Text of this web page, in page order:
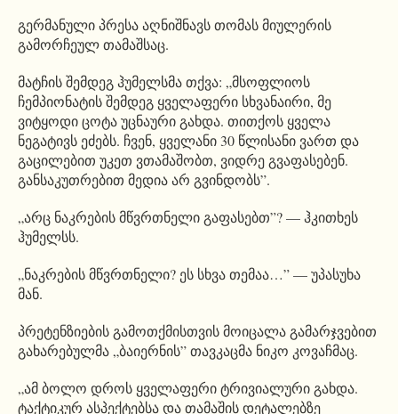
გერმანული პრესა აღნიშნავს თომას მიულერის
გამორჩეულ თამაშსაც.
მატჩის შემდეგ ჰუმელსმა თქვა: „მსოფლიოს
ჩემპიონატის შემდეგ ყველაფერი სხვანაირი, მე
ვიტყოდი ცოტა უცნაური გახდა. თითქოს ყველა
ნეგატივს ეძებს. ჩვენ, ყველანი 30 წლისანი ვართ და
გაცილებით უკეთ ვთამაშობთ, ვიდრე გვაფასებენ.
განსაკუთრებით მედია არ გვინდობს”.
„არც ნაკრების მწვრთნელი გაფასებთ”? — ჰკითხეს
ჰუმელსს.
„ნაკრების მწვრთნელი? ეს სხვა თემაა…” — უპასუხა
მან.
პრეტენზიების გამოთქმისთვის მოიცალა გამარჯვებით
გახარებულმა „ბაიერნის” თავკაცმა ნიკო კოვაჩმაც.
„ამ ბოლო დროს ყველაფერი ტრივიალური გახდა.
ტაქტიკურ ასპექტებსა და თამაშის დეტალებზე